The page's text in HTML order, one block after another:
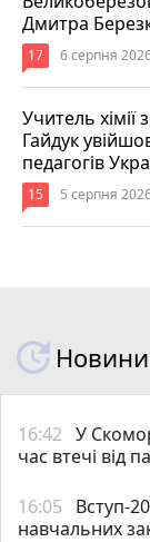
Дмитра
17 6 серпня
Учитель
Гайдук
педагогів
15 5 серпня
Новини
16:42 У
час втечі від
16:05
Вступ-
навчальних